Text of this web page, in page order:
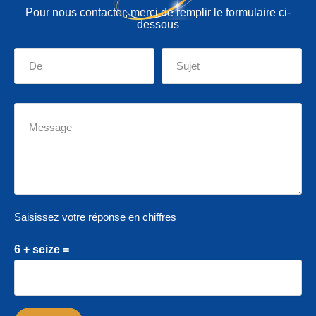
Pour nous contacter, merci de remplir le formulaire ci-
dessous
Saisissez votre réponse en chiffres
6 + seize =